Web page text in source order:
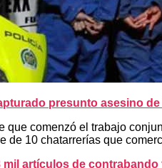
presunto asesino
que comenzó el trabajo
de 10 chatarrerías que
mil artículos de